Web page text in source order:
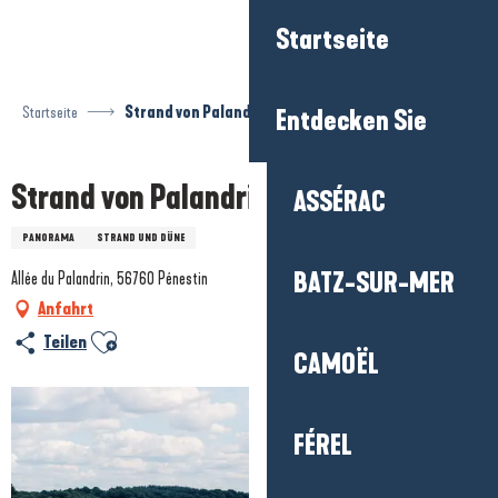
Startseite
Entdecken Sie
ASSÉRAC
BATZ-SUR-MER
CAMOËL
FÉREL
Startseite Strand von Palandrin
Strand von Palandrin
PANORAMA STRAND UND DÜNE
Allée du Palandrin, 56760 Pénestin
Anfahrt
Teilen Ajouter aux favoris